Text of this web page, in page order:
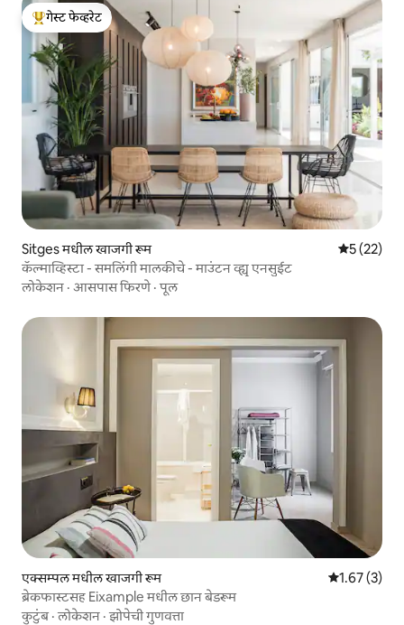
टॉप गेस्ट फेव्हरेट
गेस्ट फेव्हरेट
Sitges मधील खाजगी रूम 5 पैकी 5
5 (22)
कॅल्माव्हिस्टा - समलिंगी मालकीचे - माउंटन व्ह्यू एनसुईट
लोकेशन · आसपास फिरणे ·पूल
एक्सम्पल मधील खाजगी रूम 5 पैकी 1.67
1.67 (3)
ब्रेकफास्टसह Eixample मधील छान बेडरूम
कुटुंब·लोकेशन ·झोपेची गुणवत्ता